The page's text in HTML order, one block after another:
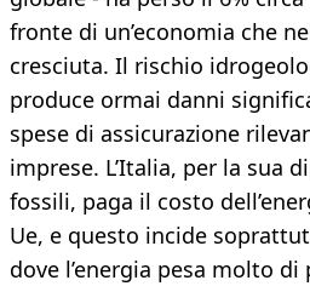
fronte di un’economia che
cresciuta. Il rischio
produce ormai danni
spese di assicurazione
imprese. L’Italia, per la sua
fossili, paga il costo
Ue, e questo incide
dove l’energia pesa molto di